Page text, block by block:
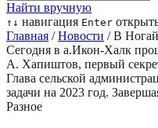
Найти вручную
↑ ↓ навигация Enter
Главная / Новости / В
Сегодня в а.Икон-Халк
А. Хапиштов, первый
Глава сельской
задачи на 2023 год.
Разное